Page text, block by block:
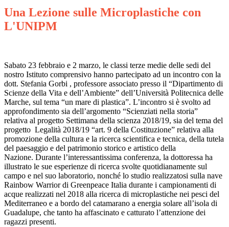
Una Lezione sulle Microplastiche con
L'UNIPM
Sabato 23 febbraio e 2 marzo, le classi terze medie delle sedi del
nostro Istituto comprensivo hanno partecipato ad un incontro con la
dott. Stefania Gorbi , professore associato presso il “Dipartimento di
Scienze della Vita e dell’Ambiente” dell’Università Politecnica delle
Marche, sul tema “un mare di plastica”. L’incontro si è svolto ad
approfondimento sia dell’argomento “Scienziati nella storia”
relativa al progetto Settimana della scienza 2018/19, sia del tema del
progetto Legalità 2018/19 “art. 9 della Costituzione” relativa alla
promozione della cultura e la ricerca scientifica e tecnica, della tutela
del paesaggio e del patrimonio storico e artistico della
Nazione. Durante l’interessantissima conferenza, la dottoressa ha
illustrato le sue esperienze di ricerca svolte quotidianamente sul
campo e nel suo laboratorio, nonché lo studio realizzatosi sulla nave
Rainbow Warrior di Greenpeace Italia durante i campionamenti di
acque realizzati nel 2018 alla ricerca di microplastiche nei pesci del
Mediterraneo e a bordo del catamarano a energia solare all’isola di
Guadalupe, che tanto ha affascinato e catturato l’attenzione dei
ragazzi presenti.